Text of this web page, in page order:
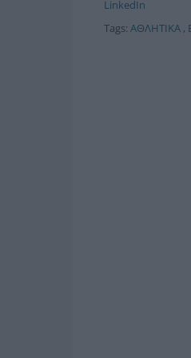
LinkedIn
Tags: ΑΘΛΗΤΙΚΑ,